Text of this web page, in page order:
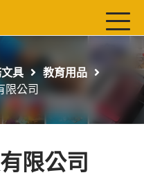
具
教育用品
限公司
限公司